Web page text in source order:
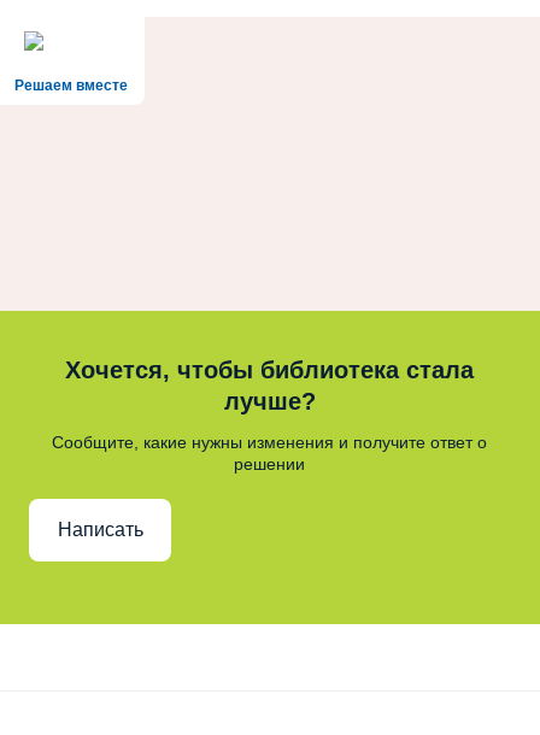
Решаем вместе
Хочется, чтобы библиотека стала
лучше?
Сообщите, какие нужны изменения и получите ответ о
решении
Написать